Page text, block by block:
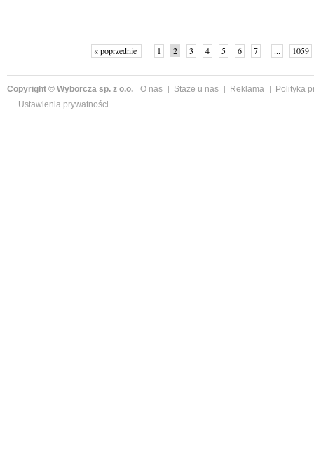
« poprzednie 1 2 3 4 5 6 7 ... 1059
Copyright © Wyborcza sp. z o.o. O nas Staże u nas Reklama
Polityka
Ustawienia prywatności